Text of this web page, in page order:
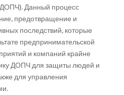
Данный процесс
предотвращение и
последствий, которые
предпринимательской
и компаний крайне
ДОПЧ для защиты людей и
для управления